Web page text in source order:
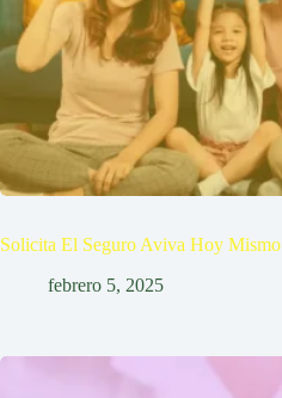
Solicita El Seguro Aviva Hoy Mismo
febrero 5, 2025